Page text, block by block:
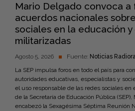
Mario Delgado convoca
acuerdos nacionales
sociales en la educación y
militarizadas
Agosto 5, 2026 Fuente: Noticias
La SEP impulsa foros en todo el país para
autoridades educativas, especialistas y
el uso responsable de las redes sociales en
de la Secretaría de Educación Pública (SEP),
encabezó la Sexagésima Séptima Reunión